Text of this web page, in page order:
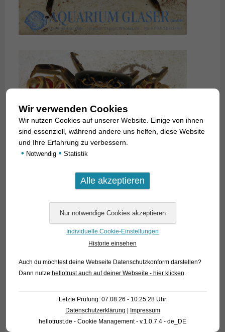
Wir verwenden Cookies
Wir nutzen Cookies auf unserer Website. Einige von ihnen
sind essenziell, während andere uns helfen, diese Website
und Ihre Erfahrung zu verbessern.
• Notwendig • Statistik
Individuelle Cookie-Einstellungen
Historie einsehen
Auch du möchtest deine Webseite Datenschutzkonform darstellen?
Dann nutze hellotrust auch auf deiner Webseite - hier klicken.
Letzte Prüfung: 07.08.26 - 10:25:28 Uhr
Datenschutzerklärung
Impressum
hellotrust.de - Cookie Management - v.1.0.7.4 - de_DE